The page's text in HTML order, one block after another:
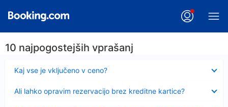
10 najpogostejših vprašanj
Kaj vse je vključeno v ceno?
Ali lahko opravim rezervacijo brez kreditne kartice?